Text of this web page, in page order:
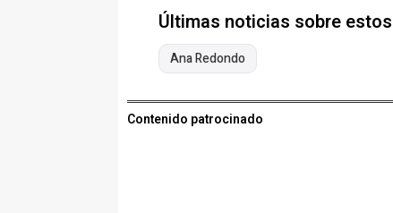
Últimas noticias sobre
Ana Redondo
Contenido patrocinado